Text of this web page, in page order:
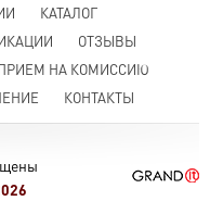
КАТАЛОГ
ОТЗЫВЫ
НА КОМИССИЮ
КОНТАКТЫ